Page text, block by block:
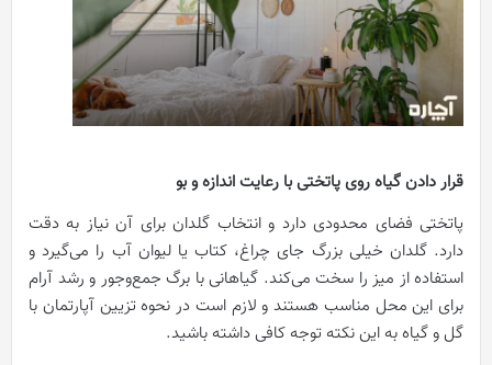
قرار دادن گیاه روی پاتختی با رعایت اندازه و بو
پاتختی فضای محدودی دارد و انتخاب گلدان برای آن نیاز به دقت
دارد. گلدان خیلی بزرگ جای چراغ، کتاب یا لیوان آب را می‌گیرد و
استفاده از میز را سخت می‌کند. گیاهانی با برگ جمع‌وجور و رشد آرام
برای این محل مناسب‌ هستند و لازم است در نحوه تزیین آپارتمان با
گل و گیاه به این نکته توجه کافی داشته باشید.